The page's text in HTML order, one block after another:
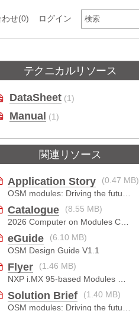
わせ(0) ログイン
テクニカルリソース
DataSheet (1)
Manual (1)
関連リソース
Application Story
(0.47 MB)
Catalogue
(8.55 MB)
eGuide
(6.10 MB)
OSM Design Guide V1.1
Flyer
(1.46 MB)
Solution Brief
(1.40 MB)